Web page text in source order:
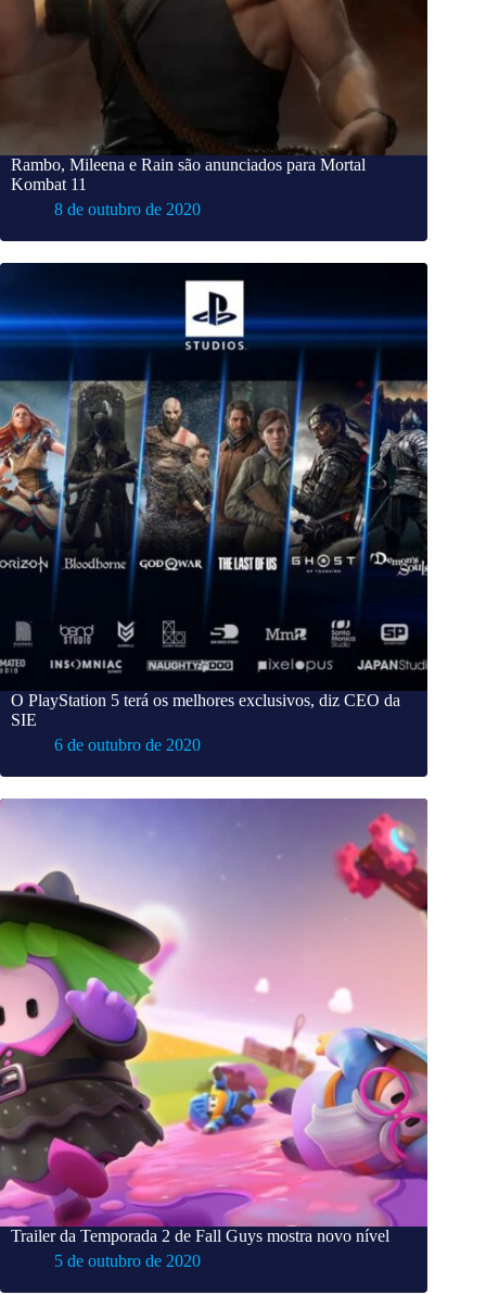
Rambo, Mileena e Rain são anunciados para Mortal
Kombat 11
8 de outubro de 2020
O PlayStation 5 terá os melhores exclusivos, diz CEO da
SIE
6 de outubro de 2020
Trailer da Temporada 2 de Fall Guys mostra novo nível
5 de outubro de 2020